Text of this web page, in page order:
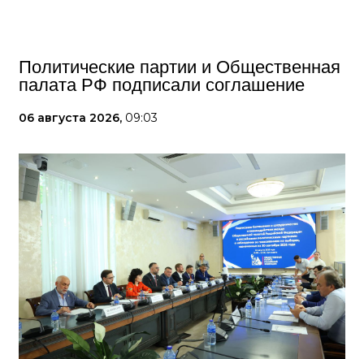
Политические партии и Общественная
палата РФ подписали соглашение
06 августа 2026, 09:03